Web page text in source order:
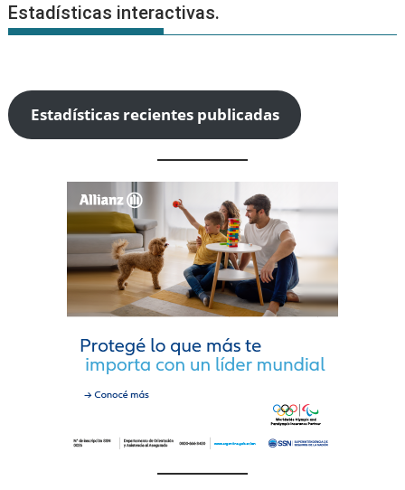
Estadísticas interactivas.
Estadísticas recientes publicadas